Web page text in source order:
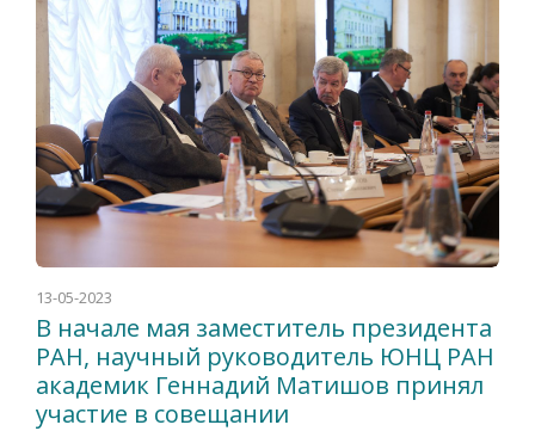
13-05-2023
В начале мая заместитель президента
РАН, научный руководитель ЮНЦ РАН
академик Геннадий Матишов принял
участие в совещании